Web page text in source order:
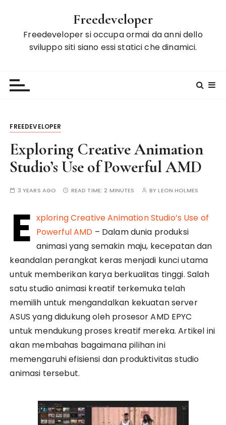
Freedeveloper
Freedeveloper si occupa ormai da anni dello
sviluppo siti siano essi statici che dinamici.
FREEDEVELOPER
Exploring Creative Animation
Studio’s Use of Powerful AMD
3 YEARS AGO READ TIME:2 MINUTES BYLEON HOLMES
E xploring Creative Animation Studio’s Use of
Powerful AMD – Dalam dunia produksi
animasi yang semakin maju, kecepatan dan
keandalan perangkat keras menjadi kunci utama
untuk memberikan karya berkualitas tinggi. Salah
satu studio animasi kreatif terkemuka telah
memilih untuk mengandalkan kekuatan server
ASUS yang didukung oleh prosesor AMD EPYC
untuk mendukung proses kreatif mereka. Artikel ini
akan membahas bagaimana pilihan ini
memengaruhi efisiensi dan produktivitas studio
animasi tersebut.